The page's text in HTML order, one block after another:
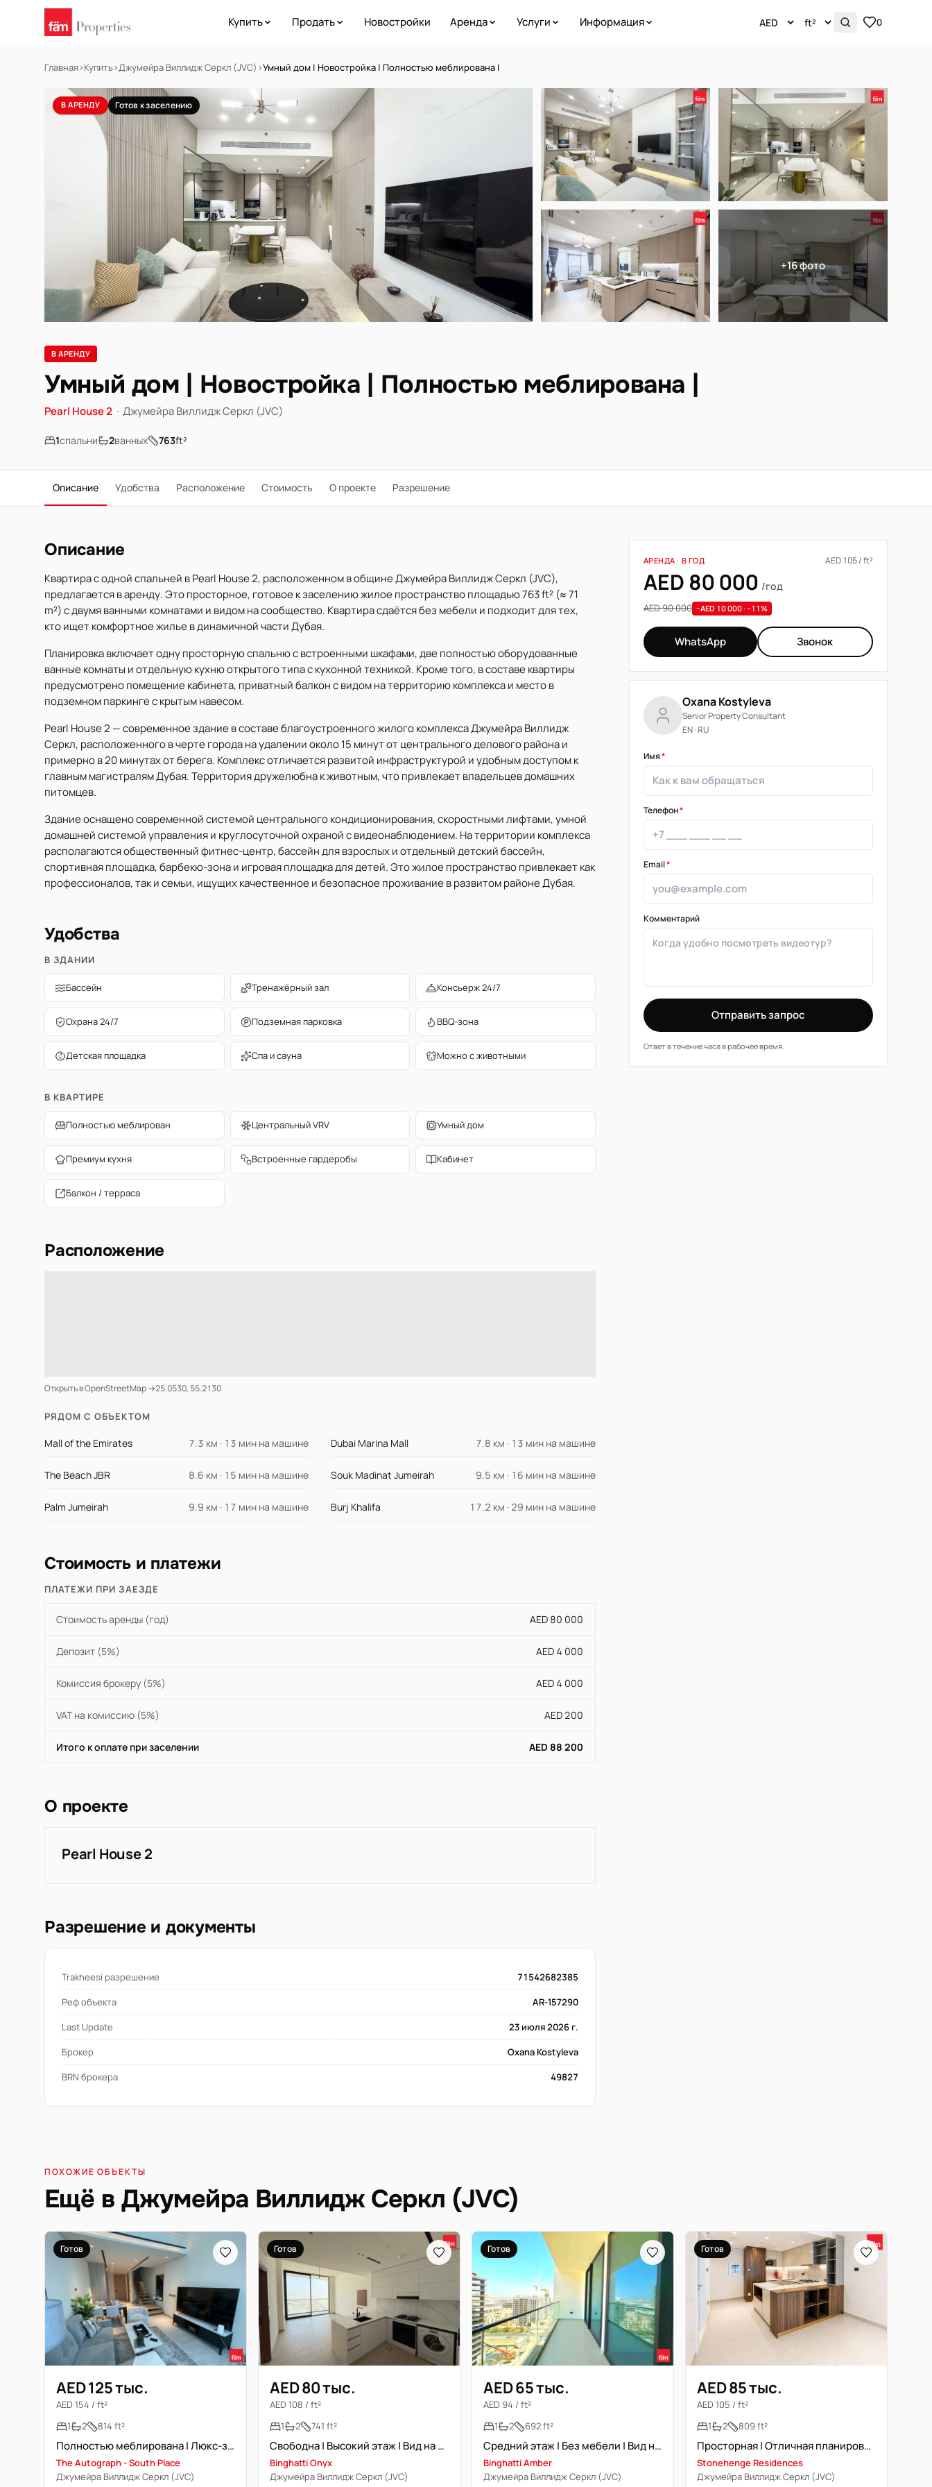
Купить Продать Новостройки Аренда Услуги Информация 0
Главная›Купить›Джумейра Виллидж Серкл (JVC) ›Умный дом | Новостройка | Полностью меблирована |
В АРЕНДУ Готов к заселению
+16 фото
В АРЕНДУ
Умный дом | Новостройка | Полностью меблирована |
Pearl House 2 · Джумейра Виллидж Серкл (JVC)
1спальни 2ванных 763ft²
Описание Удобства Расположение Стоимость О проекте Разрешение
Описание
Квартира с одной спальней в Pearl House 2, расположенном в общине Джумейра Виллидж Серкл (JVC),
предлагается в аренду. Это просторное, готовое к заселению жилое пространство площадью 763 ft² (≈ 71
m²) с двумя ванными комнатами и видом на сообщество. Квартира сдаётся без мебели и подходит для тех,
кто ищет комфортное жилье в динамичной части Дубая.
Планировка включает одну просторную спальню с встроенными шкафами, две полностью оборудованные
ванные комнаты и отдельную кухню открытого типа с кухонной техникой. Кроме того, в составе квартиры
предусмотрено помещение кабинета, приватный балкон с видом на территорию комплекса и место в
подземном паркинге с крытым навесом.
Pearl House 2 — современное здание в составе благоустроенного жилого комплекса Джумейра Виллидж
Серкл, расположенного в черте города на удалении около 15 минут от центрального делового района и
примерно в 20 минутах от берега. Комплекс отличается развитой инфраструктурой и удобным доступом к
главным магистралям Дубая. Территория дружелюбна к животным, что привлекает владельцев домашних
питомцев.
Здание оснащено современной системой центрального кондиционирования, скоростными лифтами, умной
домашней системой управления и круглосуточной охраной с видеонаблюдением. На территории комплекса
располагаются общественный фитнес-центр, бассейн для взрослых и отдельный детский бассейн,
спортивная площадка, барбекю-зона и игровая площадка для детей. Это жилое пространство привлекает как
профессионалов, так и семьи, ищущих качественное и безопасное проживание в развитом районе Дубая.
Удобства
В ЗДАНИИ
Бассейн Тренажёрный зал Консьерж 24/7
Охрана 24/7 Подземная парковка BBQ-зона
Детская площадка Спа и сауна Можно с животными
В КВАРТИРЕ
Полностью меблирован Центральный VRV Умный дом
Премиум кухня Встроенные гардеробы Кабинет
Балкон / терраса
Расположение
Открыть в OpenStreetMap →25.0530, 55.2130
РЯДОМ С ОБЪЕКТОМ
Mall of the Emirates 7.3 км · 13 мин на машине Dubai Marina Mall 7.8 км · 13 мин на машине
The Beach JBR 8.6 км · 15 мин на машине Souk Madinat Jumeirah 9.5 км · 16 мин на машине
Palm Jumeirah 9.9 км · 17 мин на машине Burj Khalifa 17.2 км · 29 мин на машине
Стоимость и платежи
ПЛАТЕЖИ ПРИ ЗАЕЗДЕ
Стоимость аренды (год) AED 80 000
Депозит (5%) AED 4 000
Комиссия брокеру (5%) AED 4 000
VAT на комиссию (5%) AED 200
Итого к оплате при заселении AED 88 200
О проекте
Pearl House 2
Разрешение и документы
Trakheesi разрешение
71542682385
Реф объекта
AR-157290
Last Update
23 июля 2026 г.
Брокер
Oxana Kostyleva
BRN брокера
49827
АРЕНДА · В ГОД AED 105 / ft²
AED 80 000 /год
AED 90 000 −AED 10 000 · −11%
WhatsApp Звонок
Oxana Kostyleva
Senior Property Consultant
EN · RU
Имя*
Телефон*
Email*
Комментарий
Отправить запрос
Ответ в течение часа в рабочее время.
ПОХОЖИЕ ОБЪЕКТЫ
Ещё в Джумейра Виллидж Серкл (JVC)
Готов
AED 125 тыс.
AED 154 / ft²
1
2 814 ft²
Полностью меблирована | Люкс-здание | Свободна
The Autograph - South Place
Джумейра Виллидж Серкл (JVC)
Готов
AED 80 тыс.
AED 108 / ft²
1
2 741 ft²
Свободна | Высокий этаж | Вид на линию горизонта Дубая | Просторная
Binghatti Onyx
Джумейра Виллидж Серкл (JVC)
Готов
AED 65 тыс.
AED 94 / ft²
1
2 692 ft²
Средний этаж | Без мебели | Вид на комплекс
Binghatti Amber
Джумейра Виллидж Серкл (JVC)
Готов
AED 85 тыс.
AED 105 / ft²
1
2 809 ft²
Просторная | Отличная планировка | Специалист по недвижимости
Stonehenge Residences
Джумейра Виллидж Серкл (JVC)